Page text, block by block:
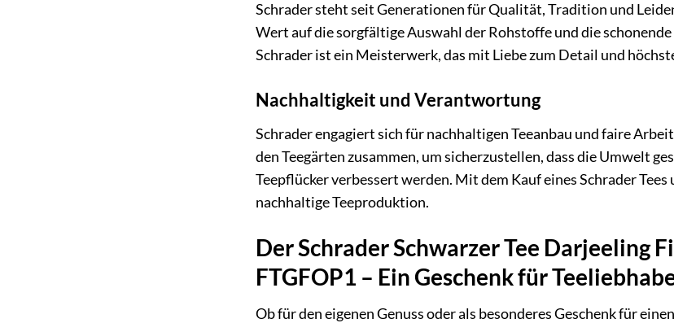
Schrader steht seit Generationen für Qualität, Tradition und
Wert auf die sorgfältige Auswahl der Rohstoffe und die
Schrader ist ein Meisterwerk, das mit Liebe zum Detail und
Nachhaltigkeit und Verantwortung
Schrader engagiert sich für nachhaltigen Teeanbau und faire
den Teegärten zusammen, um sicherzustellen, dass die Umwelt
Teepflücker verbessert werden. Mit dem Kauf eines Schrader
nachhaltige Teeproduktion.
Der Schrader Schwarzer Tee Darjeeling
FTGFOP1 – Ein Geschenk für
Ob für den eigenen Genuss oder als besonderes Geschenk für